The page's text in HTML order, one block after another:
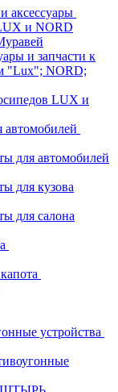
аксессуары
и NORD
и запчасти к
"Lux"; NORD;
LUX и
для автомобилей
для кузова
для салона
устройства